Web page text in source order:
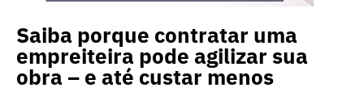
Saiba porque contratar uma
empreiteira pode agilizar sua
obra – e até custar menos